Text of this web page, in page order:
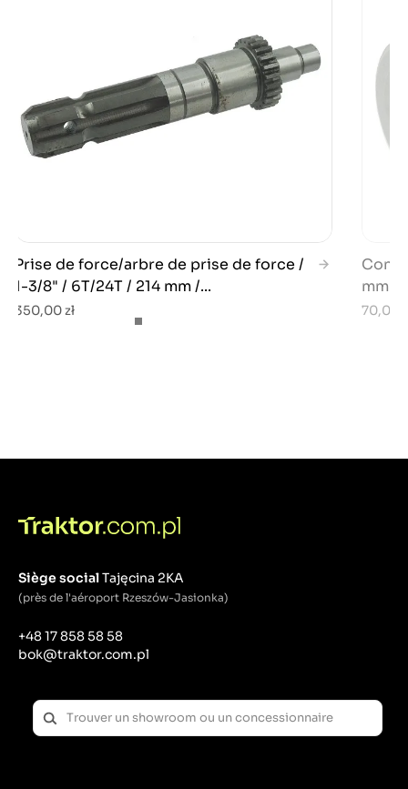
Prise de force/arbre de prise de force /
1-3/8" / 6T/24T / 214 mm /...
350,00 zł
mm /
70,00
Siège socialTajęcina 2KA
(près de l'aéroport Rzeszów-Jasionka)
+48 17 858 58 58
bok@traktor.com.pl